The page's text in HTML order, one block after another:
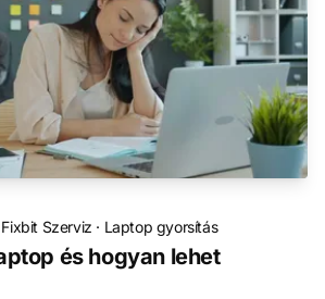
Fixbit Szerviz · Laptop gyorsítás
és hogyan lehet